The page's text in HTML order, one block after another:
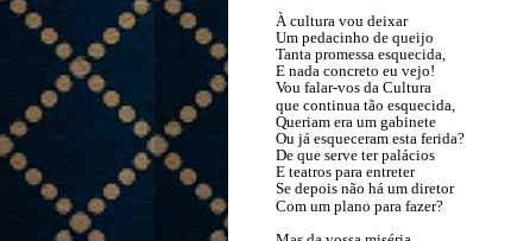
À cultura vou deixar
Um pedacinho de queijo
Tanta promessa esquecida,
E nada concreto eu vejo!
Vou falar-vos da Cultura
que continua tão esquecida,
Queriam era um gabinete
Ou já esqueceram esta ferida?
De que serve ter palácios
E teatros para entreter
Se depois não há um diretor
Com um plano para fazer?